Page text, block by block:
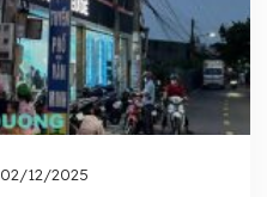
02/12/2025